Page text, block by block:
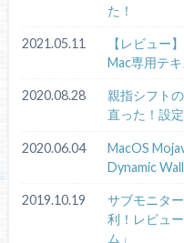
た！
2021.05.11
【レビュー
Mac専用テ
2020.08.28
親指シフト
直った！設
2020.06.04
MacOS
Dynamic
2019.10.19
サブモニタ
利！レビュ
ム」